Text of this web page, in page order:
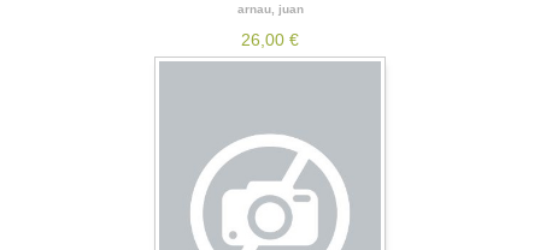
arnau, juan
26,00 €